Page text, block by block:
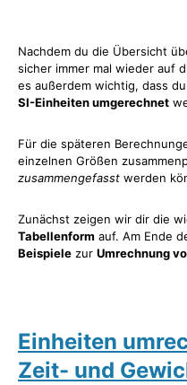
Nachdem du die Übersicht
sicher immer mal wieder auf
es außerdem wichtig, dass
SI-Einheiten umgerechnet
Für die späteren
einzelnen Größen
zusammengefasst werden
Zunächst zeigen wir dir die
Tabellenform auf. Am Ende
Beispiele zur Umrechnung
Einheiten
Zeit- und